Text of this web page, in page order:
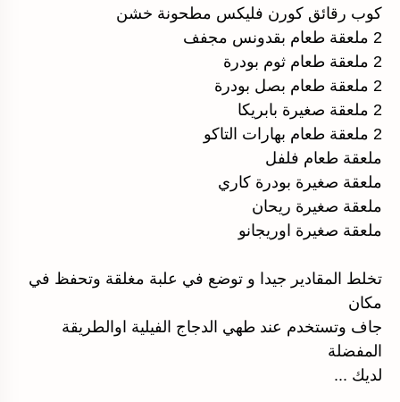
كوب رقائق كورن فليكس مطحونة خشن
2 ملعقة طعام بقدونس مجفف
2 ملعقة طعام ثوم بودرة
2 ملعقة طعام بصل بودرة
2 ملعقة صغيرة بابريكا
2 ملعقة طعام بهارات التاكو
ملعقة طعام فلفل
ملعقة صغيرة بودرة كاري
ملعقة صغيرة ريحان
ملعقة صغيرة اوريجانو
تخلط المقادير جيدا و توضع في علبة مغلقة وتحفظ في
مكان
جاف وتستخدم عند طهي الدجاج الفيلية اوالطريقة
المفضلة
لديك ...